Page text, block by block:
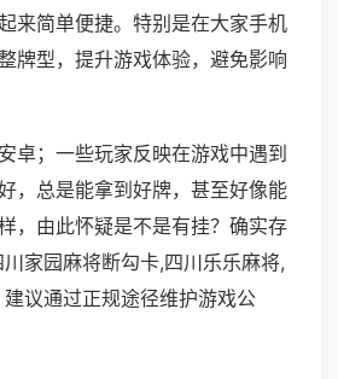
来简单便捷。特别是在大家手机
牌型，提升游戏体验，避免影响
卓；一些玩家反映在游戏中遇到
，总是能拿到好牌，甚至好像能
，由此怀疑是不是有挂？确实存
家园麻将断勾卡,四川乐乐麻将,
议通过正规途径维护游戏公